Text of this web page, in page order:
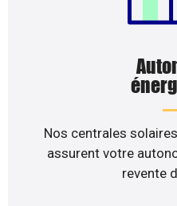
Nos centrales
assurent votre
revente